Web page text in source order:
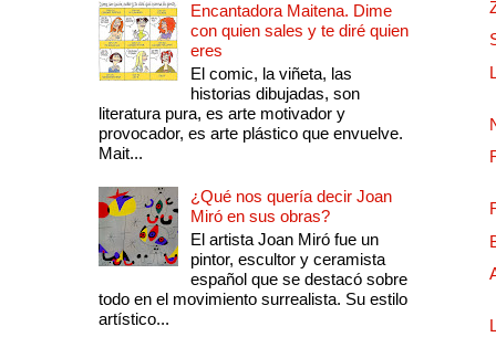
Encantadora Maitena. Dime
con quien sales y te diré quien
eres
El comic, la viñeta, las
historias dibujadas, son
literatura pura, es arte motivador y
provocador, es arte plástico que envuelve.
Mait...
¿Qué nos quería decir Joan
Miró en sus obras?
El artista Joan Miró fue un
pintor, escultor y ceramista
español que se destacó sobre
todo en el movimiento surrealista. Su estilo
artístico...